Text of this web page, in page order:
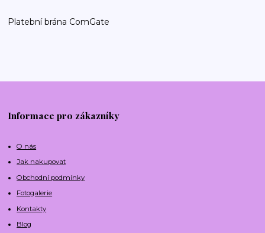
Platební brána ComGate
Informace pro zákazníky
O nás
Jak nakupovat
Obchodní podmínky
Fotogalerie
Kontakty
Blog